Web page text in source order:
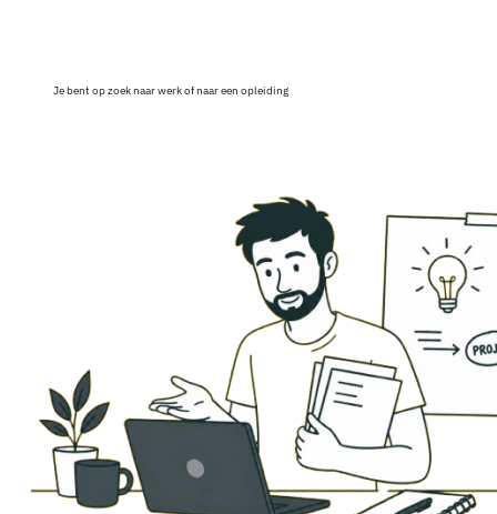
Je bent op zoek naar werk of naar een opleiding